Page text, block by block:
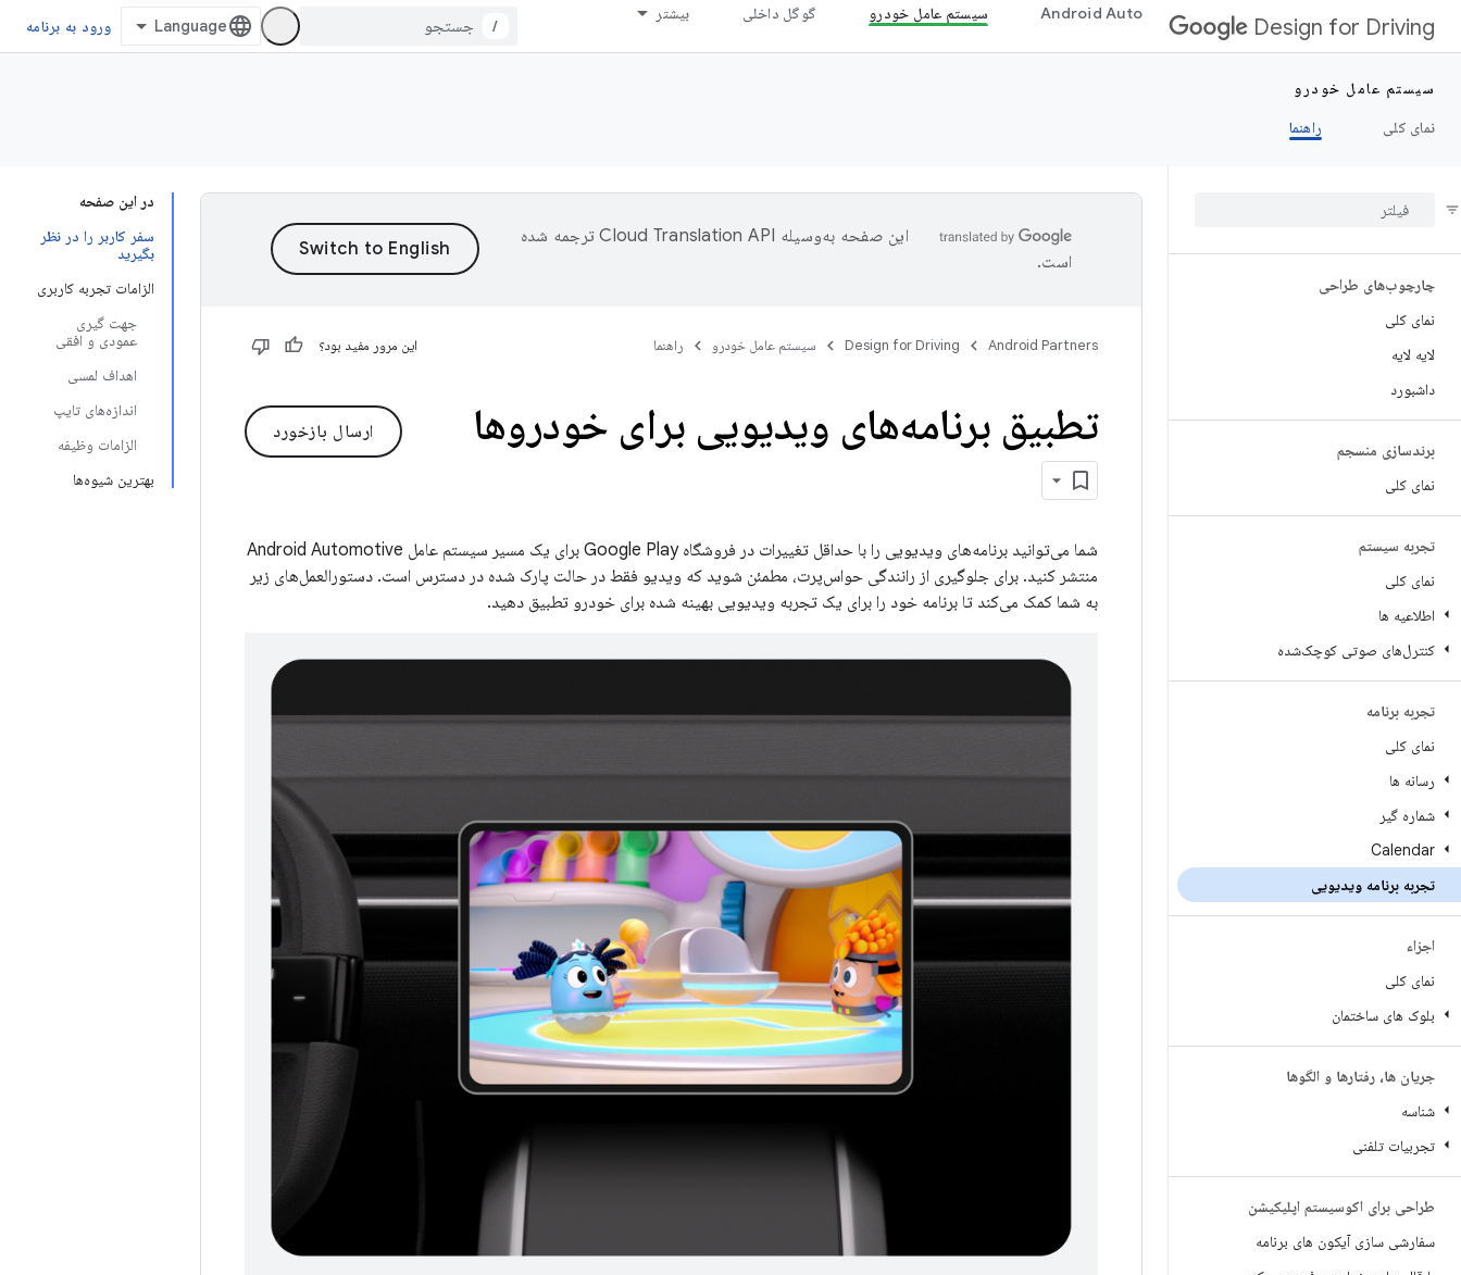
Design for Driving
Android Auto سیستم عامل خودرو گوگل داخلی بیشتر
/ ورود به برنامه
سیستم عامل خودرو
نمای کلی
راهنما
چارچوب‌های طراحی
نمای کلی
لایه لایه
داشبورد
برندسازی منسجم
نمای کلی
تجربه سیستم
نمای کلی
اطلاعیه ها
کنترل‌های صوتی کوچک‌شده
تجربه برنامه
نمای کلی
رسانه ها
شماره گیر
Calendar
تجربه برنامه ویدیویی
اجزاء
نمای کلی
بلوک های ساختمان
جریان ها، رفتارها و الگوها
شناسه
تجربیات تلفنی
طراحی برای اکوسیستم اپلیکیشن
سفارشی سازی آیکون های برنامه
در این صفحه
سفر کاربر را در نظر
بگیرید
الزامات تجربه کاربری
جهت گیری
عمودی و افقی
اهداف لمسی
اندازه‌های تایپ
الزامات وظیفه
بهترین شیوه‌ها
این صفحه به‌وسیله
ترجمه شده
است.
Android Partners
Design for Driving سیستم عامل خودرو راهنما این مرور مفید بود؟
ارسال بازخورد تطبیق برنامه‌های ویدیویی برای خودروها
شما می‌توانید برنامه‌های ویدیویی را با حداقل تغییرات در فروشگاه Google Play برای یک مسیر سیستم عامل Android Automotive
منتشر کنید. برای جلوگیری از رانندگی حواس‌پرت، مطمئن شوید که ویدیو فقط در حالت پارک شده در دسترس است. دستورالعمل‌های زیر
به شما کمک می‌کند تا برنامه خود را برای یک تجربه ویدیویی بهینه شده برای خودرو تطبیق دهید.